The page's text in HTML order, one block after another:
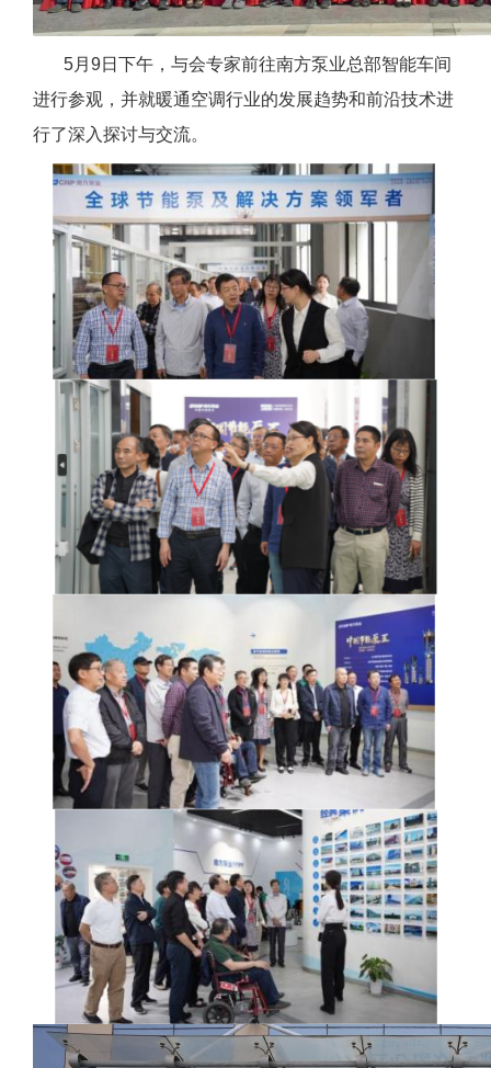
5月9日下午，与会专家前往南方泵业总部智能车间
进行参观，并就暖通空调行业的发展趋势和前沿技术进
行了深入探讨与交流。